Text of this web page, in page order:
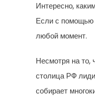
Интересно,
Если с помощью
любой момент.
Несмотря на то,
столица РФ
собирает